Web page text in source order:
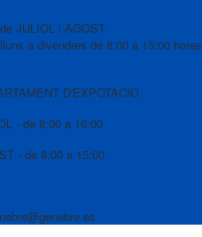
JULIOL i AGOST
a divendres de 8:00 a 15:00 hores
D'EXPOTACIO
- de 8:00 a 16:00
- de 8:00 a 15:00